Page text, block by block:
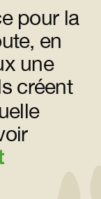
pour la
en
une
créent